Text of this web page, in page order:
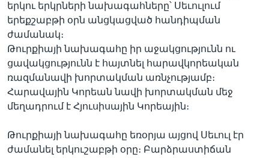
IN ENGLISH
ՄԵՐ ՄԱՍԻՆ
«ԱՄԵՐԻԿԱՅԻ ՁԱՅՆ»-Ի ԿԱՆՈՆԱԴՐՈՒԹՅՈՒՆ
ԿԱՊ ՄԵԶ ՀԵՏ
ՈՒԿՐԱԻՆԱԿԱՆ ՊԱՏԵՐԱԶՄ
Learning English
ՀԵՏԵՒԵՔ ՄԵԶ
երկու երկրների նախագահները՝ Սեւուլում
երեքշաբթի օրն անցկացված հանդիպման
ժամանակ։
Թուրքիայի նախագահը իր աջակցությունն ու
ցավակցությունն է հայտնել հարավկորեական
ռազմանավի խորտակման առնչությամբ։
Հարավային Կորեան նավի խորտակման մեջ
մեղադրում է Հյուսիսային Կորեային։
Թուրքիայի նախագահը եռօրյա այցով Սեւուլ էր
ժամանել երկուշաբթի օրը։ Բարձրաստիճան